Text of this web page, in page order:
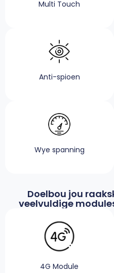
Multi Touch
Anti-spioen
Wye spanning
Doelbou jou
veelvuldige
4G Module